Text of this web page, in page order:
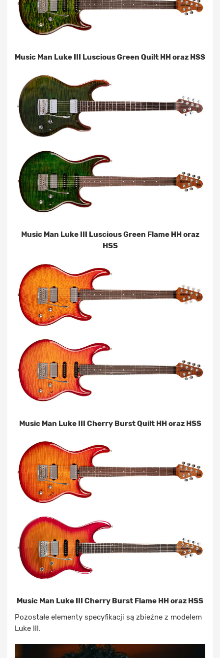
Music Man Luke III Luscious Green Quilt HH oraz HSS
Music Man Luke III Luscious Green Flame HH oraz
HSS
Music Man Luke III Cherry Burst Quilt HH oraz HSS
Music Man Luke III Cherry Burst Flame HH oraz HSS
Pozostałe elementy specyfikacji są zbieżne z modelem
Luke III.